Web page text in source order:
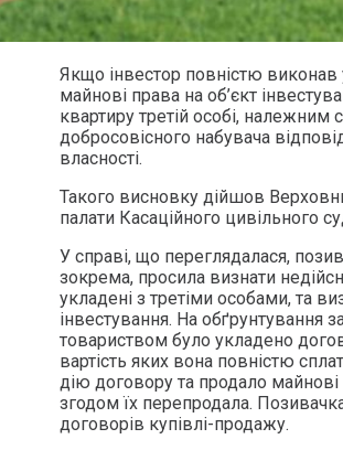
Якщо інвестор повністю виконав
майнові права на об’єкт
квартиру третій особі,
добросовісного набувача
власності.
Такого висновку дійшов
палати Касаційного цивільного
У справі, що переглядалася,
зокрема, просила визнати
укладені з третіми особами, та
інвестування. На обґрунтування
товариством було укладено
вартість яких вона повністю
дію договору та продало майнові
згодом їх перепродала.
договорів купівлі-продажу.